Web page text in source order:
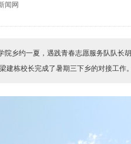
闻网
院乡约一夏，遇践青春志愿服务队队长
建栋校长完成了暑期三下乡的对接工作